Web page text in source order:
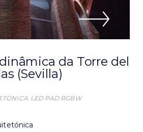
da Torre del
(Sevilla)
LED PAD RGBW